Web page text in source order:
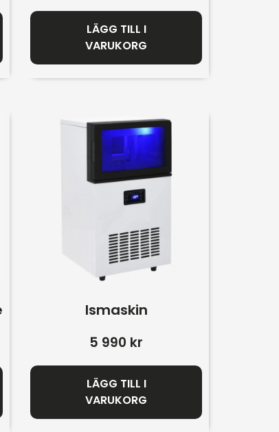
LÄGG TILL I
VARUKORG
Ismaskin
5 990 kr
LÄGG TILL I
VARUKORG